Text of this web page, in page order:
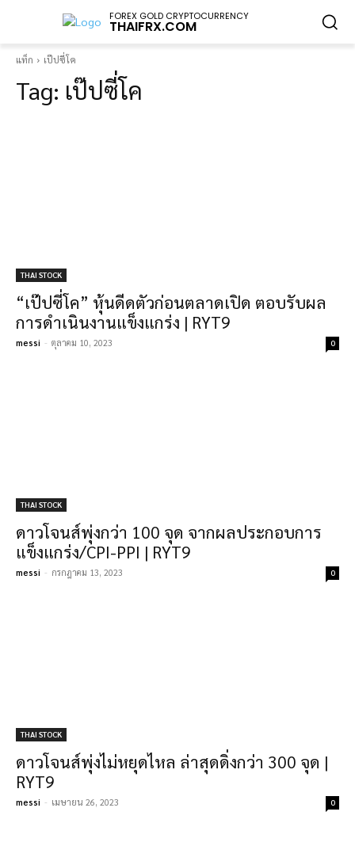
FOREX GOLD CRYPTOCURRENCY
THAIFRX.COM
แท็ก เป๊ปซี่โค
Tag: เป๊ปซี่โค
THAI STOCK
“เป๊ปซี่โค” หุ้นดีดตัวก่อนตลาดเปิด ตอบรับผล
การดำเนินงานแข็งแกร่ง | RYT9
messi - ตุลาคม 10, 2023 0
THAI STOCK
ดาวโจนส์พุ่งกว่า 100 จุด จากผลประกอบการ
แข็งแกร่ง/CPI-PPI | RYT9
messi - กรกฎาคม 13, 2023 0
THAI STOCK
ดาวโจนส์พุ่งไม่หยุดไหล ล่าสุดดิ่งกว่า 300 จุด |
RYT9
messi - เมษายน 26, 2023 0